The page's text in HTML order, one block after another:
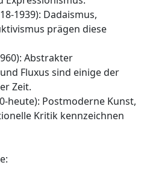
1939): Dadaismus,
prägen diese
Abstrakter
Fluxus sind einige der
Zeit.
heute): Postmoderne Kunst,
Kritik kennzeichnen